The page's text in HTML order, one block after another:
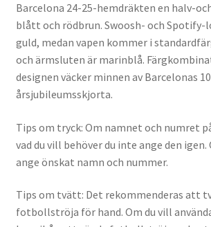
Barcelona 24-25-hemdräkten en halv-
blått och rödbrun. Swoosh- och Spotify-
guld, medan vapen kommer i
och ärmsluten är marinblå.
designen väcker minnen av Barcelonas
årsjubileumsskjorta.
Tips om tryck: Om namnet och numret
vad du vill behöver du inte ange den igen.
ange önskat namn och nummer.
Tips om tvätt: Det rekommenderas att
fotbollströja för hand. Om du vill